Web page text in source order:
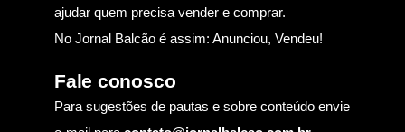
ajudar quem precisa vender e comprar.
No Jornal Balcão é assim: Anunciou, Vendeu!
Fale conosco
Para sugestões de pautas e sobre conteúdo envie